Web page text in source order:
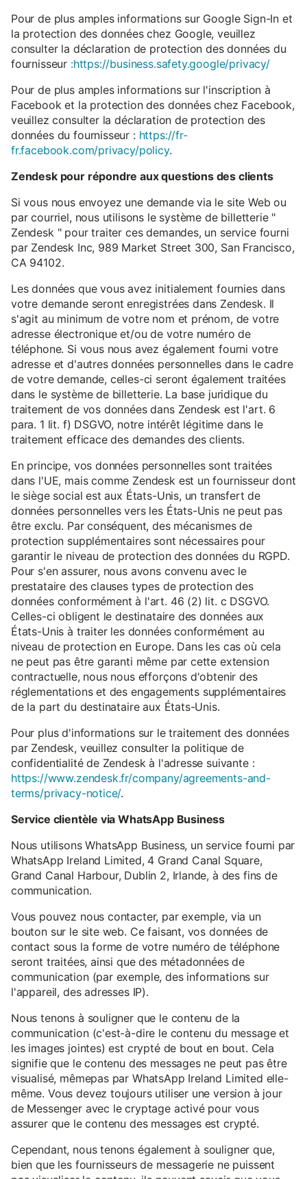
Pour de plus amples informations sur Google Sign-In et
la protection des données chez Google, veuillez
consulter la déclaration de protection des données du
fournisseur :https://business.safety.google/privacy/
Pour de plus amples informations sur l'inscription à
Facebook et la protection des données chez Facebook,
veuillez consulter la déclaration de protection des
données du fournisseur : https://fr-
fr.facebook.com/privacy/policy.
Zendesk pour répondre aux questions des clients
Si vous nous envoyez une demande via le site Web ou
par courriel, nous utilisons le système de billetterie "
Zendesk " pour traiter ces demandes, un service fourni
par Zendesk Inc, 989 Market Street 300, San Francisco,
CA 94102.
Les données que vous avez initialement fournies dans
votre demande seront enregistrées dans Zendesk. Il
s'agit au minimum de votre nom et prénom, de votre
adresse électronique et/ou de votre numéro de
téléphone. Si vous nous avez également fourni votre
adresse et d'autres données personnelles dans le cadre
de votre demande, celles-ci seront également traitées
dans le système de billetterie. La base juridique du
traitement de vos données dans Zendesk est l'art. 6
para. 1 lit. f) DSGVO, notre intérêt légitime dans le
traitement efficace des demandes des clients.
En principe, vos données personnelles sont traitées
dans l'UE, mais comme Zendesk est un fournisseur dont
le siège social est aux États-Unis, un transfert de
données personnelles vers les États-Unis ne peut pas
être exclu. Par conséquent, des mécanismes de
protection supplémentaires sont nécessaires pour
garantir le niveau de protection des données du RGPD.
Pour s'en assurer, nous avons convenu avec le
prestataire des clauses types de protection des
données conformément à l'art. 46 (2) lit. c DSGVO.
Celles-ci obligent le destinataire des données aux
États-Unis à traiter les données conformément au
niveau de protection en Europe. Dans les cas où cela
ne peut pas être garanti même par cette extension
contractuelle, nous nous efforçons d'obtenir des
réglementations et des engagements supplémentaires
de la part du destinataire aux États-Unis.
Pour plus d'informations sur le traitement des données
par Zendesk, veuillez consulter la politique de
confidentialité de Zendesk à l'adresse suivante :
https://www.zendesk.fr/company/agreements-and-
terms/privacy-notice/.
Service clientèle via WhatsApp Business
Nous utilisons WhatsApp Business, un service fourni par
WhatsApp Ireland Limited, 4 Grand Canal Square,
Grand Canal Harbour, Dublin 2, Irlande, à des fins de
communication.
Vous pouvez nous contacter, par exemple, via un
bouton sur le site web. Ce faisant, vos données de
contact sous la forme de votre numéro de téléphone
seront traitées, ainsi que des métadonnées de
communication (par exemple, des informations sur
l'appareil, des adresses IP).
Nous tenons à souligner que le contenu de la
communication (c'est-à-dire le contenu du message et
les images jointes) est crypté de bout en bout. Cela
signifie que le contenu des messages ne peut pas être
visualisé, mêmepas par WhatsApp Ireland Limited elle-
même. Vous devez toujours utiliser une version à jour
de Messenger avec le cryptage activé pour vous
assurer que le contenu des messages est crypté.
Cependant, nous tenons également à souligner que,
bien que les fournisseurs de messagerie ne puissent